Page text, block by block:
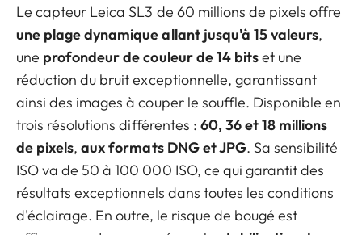
Le capteur Leica SL3 de 60 millions de pixels offre
une plage dynamique allant jusqu'à 15 valeurs,
une profondeur de couleur de 14 bitset une
réduction du bruit exceptionnelle, garantissant
ainsi des images à couper le souffle. Disponible en
trois résolutions différentes : 60, 36 et 18 millions
de pixels,aux formats DNG et JPG. Sa sensibilité
ISO va de 50 à 100 000 ISO, ce qui garantit des
résultats exceptionnels dans toutes les conditions
d'éclairage. En outre, le risque de bougé est